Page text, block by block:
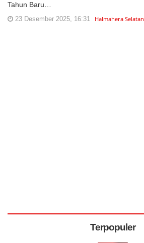
Tahun Baru…
23 Desember 2025, 16:31 Halmahera Selatan
Terpopuler